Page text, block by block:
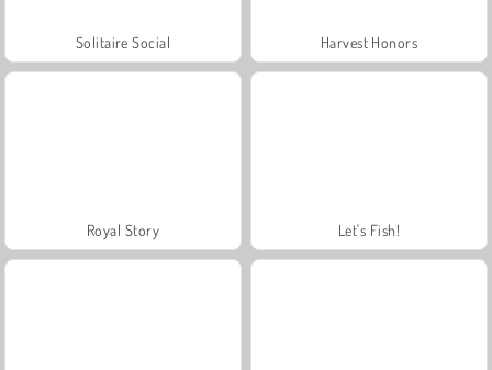
Solitaire Social Harvest Honors
Royal Story Let's Fish!